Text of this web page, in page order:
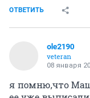
ОТВЕТИТЬ
ole2190
veteran
08 января
я помню,что